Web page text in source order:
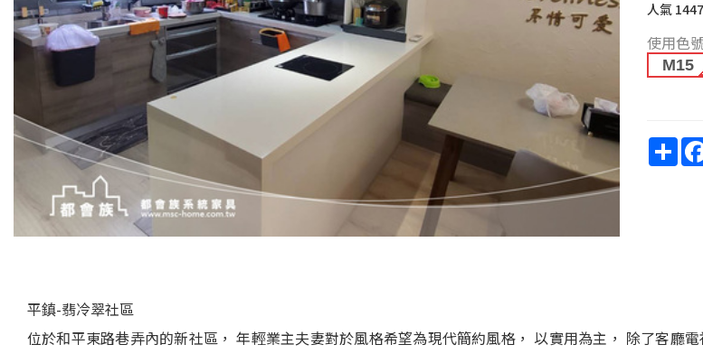
人氣 1447
使用色
M15
平鎮-翡冷翠社區
位於和平東路巷弄內的新社區， 年輕業主夫妻對於風格希望為現代簡約風格， 以實用為主， 除了客廳